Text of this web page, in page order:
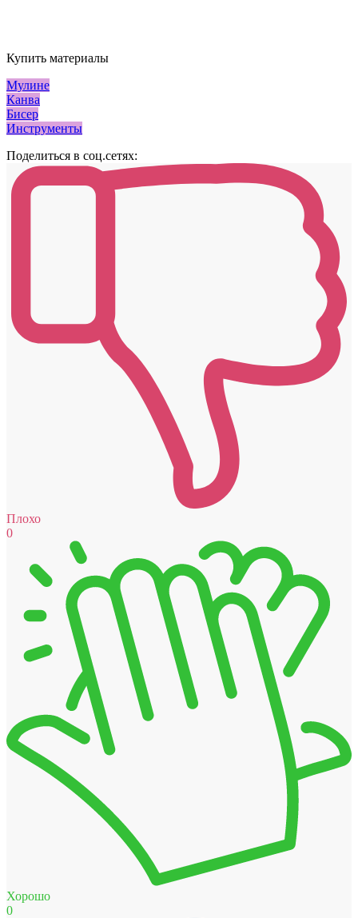
Купить материалы
Мулине
Канва
Бисер
Инструменты
Поделиться в соц.сетях:
Плохо
0
Хорошо
0